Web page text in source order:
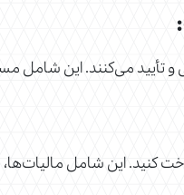
و تأیید می‌کنند. این
کنید. این شامل